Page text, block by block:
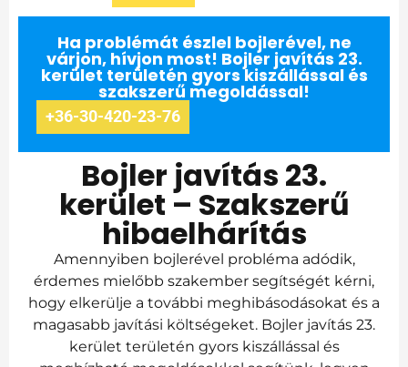
Ha problémát észlel bojlerével, ne
várjon, hívjon most! Bojler javítás 23.
kerület területén gyors kiszállással és
szakszerű megoldással!
+36-30-420-23-76
Bojler javítás 23.
kerület – Szakszerű
hibaelhárítás
Amennyiben bojlerével probléma adódik,
érdemes mielőbb szakember segítségét kérni,
hogy elkerülje a további meghibásodásokat és a
magasabb javítási költségeket. Bojler javítás 23.
kerület területén gyors kiszállással és